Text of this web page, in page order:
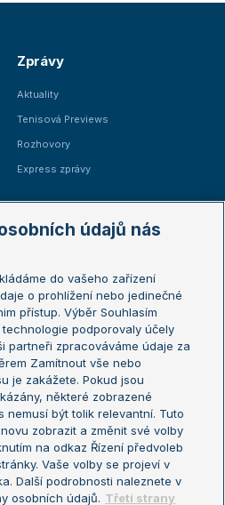
Zprávy
Aktuality
Tenisová Previews
Rozhovory
Express zprávy
Australian Open
French Open
Wimbledon
US Open
Turnaj mistrů
Turnaj mistryň
údajů nás
do vašeho zařízení
o prohlížení nebo jedinečné
přístup. Výběr Souhlasím
podporovaly účely
partneři zpracováváme údaje za
Zamítnout vše nebo
je zakážete. Pokud jsou
některé zobrazené
nemusí být tolik relevantní. Tuto
zobrazit a změnit své volby
na odkaz Řízení předvoleb
Vaše volby se projeví v
Další podrobnosti naleznete v
osobních údajů. Třetí strany